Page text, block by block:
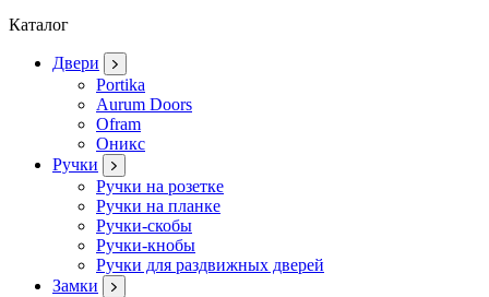
Каталог
Двери
Portika
Aurum Doors
Ofram
Оникс
Ручки
Ручки на розетке
Ручки на планке
Ручки-скобы
Ручки-кнобы
Ручки для раздвижных дверей
Замки